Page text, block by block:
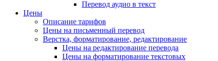
Перевод аудио в текст
Цены
Описание тарифов
Цены на письменный перевод
Верстка, форматирование, редактирование
Цены на редактирование перевода
Цены на форматирование текстовых